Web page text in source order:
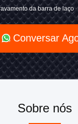
da barra de laço
Conversar
Sobre nós